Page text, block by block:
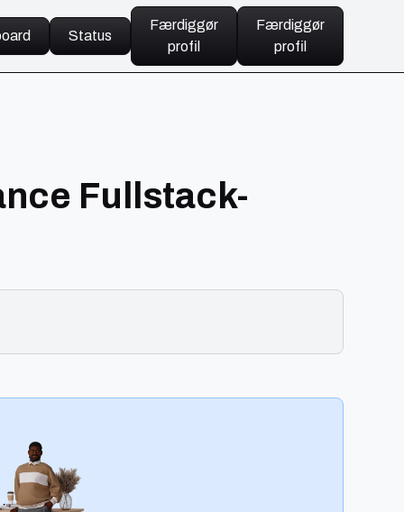
Status
Færdiggør
profil
Færdiggør
profil
Fullstack-